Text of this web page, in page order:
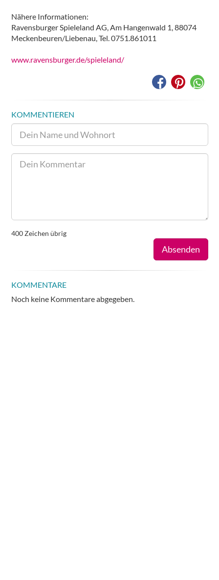
Nähere Informationen:
Ravensburger Spieleland AG, Am Hangenwald 1, 88074
Meckenbeuren/Liebenau, Tel. 0751.861011
www.ravensburger.de/spieleland/
KOMMENTIEREN
400 Zeichen übrig
Absenden
KOMMENTARE
Noch keine Kommentare abgegeben.